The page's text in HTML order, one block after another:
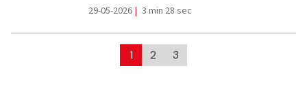
29-05-2026 | 3 min 28 sec
1 2 3